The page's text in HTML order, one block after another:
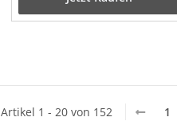
Artikel 1 - 20 von 152 1